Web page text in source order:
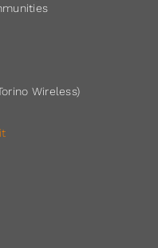
Wireless)